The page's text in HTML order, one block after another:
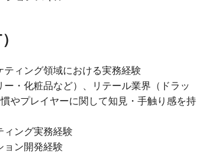
ィング領域における実務経験
・化粧品など）、リテール業界（ドラッ
やプレイヤーに関して知見・手触り感を持
ィング実務経験
ョン開発経験